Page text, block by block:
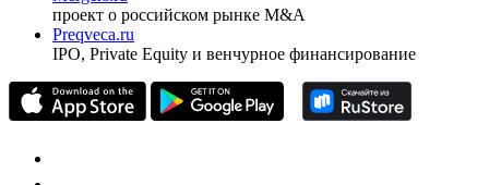
Investfunds
универсальный ресурс по фондовому рынку для
частного инвестора России
проект о российском рынке M&A
Preqveca.ru